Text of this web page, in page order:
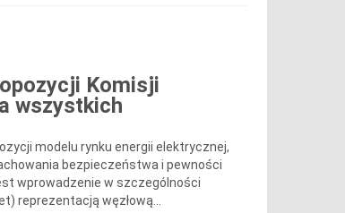
Komisji
wszystkich
modelu rynku energii elektrycznej,
bezpieczeństwa i pewności
wprowadzenie w szczególności
reprezentacją węzłową...